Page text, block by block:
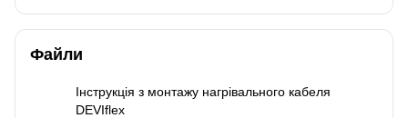
Файли
Інструкція з монтажу нагрівального кабеля
DEVIflex